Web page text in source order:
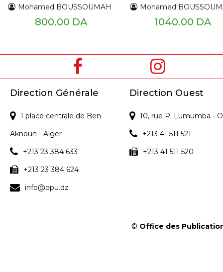
politiques 1919 - 2018
TIII
Mohamed BOUSSOUMAH
800.00 DA
politiques 1919 -
TII
Mohamed
1040.00 DA
Direction Générale
1 place centrale de Ben
Aknoun - Alger
+213 23 384 633
+213 23 384 624
info@opu.dz
Direction Ouest
10, rue P. Lumumba -
+213 41 511 521
+213 41 511 520
© Office des